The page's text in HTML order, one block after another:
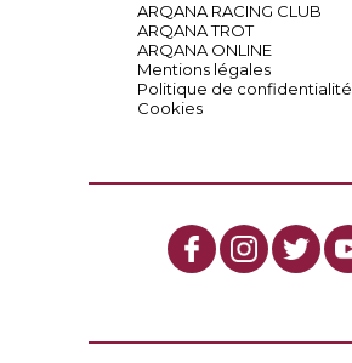
ARQANA RACING CLUB
ARQANA TROT
ARQANA ONLINE
Mentions légales
Politique de confidentialité
Cookies